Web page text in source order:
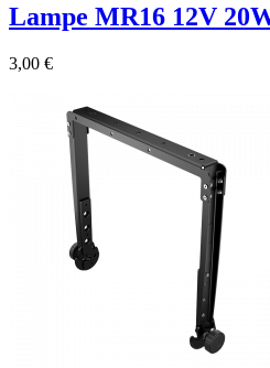
Lampe MR16 12V
3,00 €